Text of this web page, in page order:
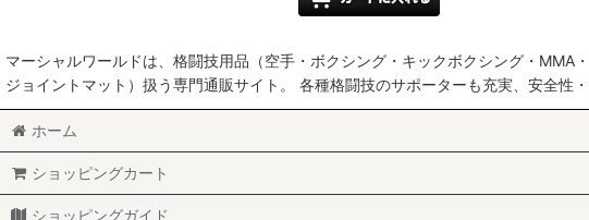
マーシャルワールドは、格闘技用品（空手・ボクシング・キックボクシング・
ジョイントマット）扱う専門通販サイト。 各種格闘技のサポーターも充実、安全
ホーム
ショッピングカート
ショッピングガイド